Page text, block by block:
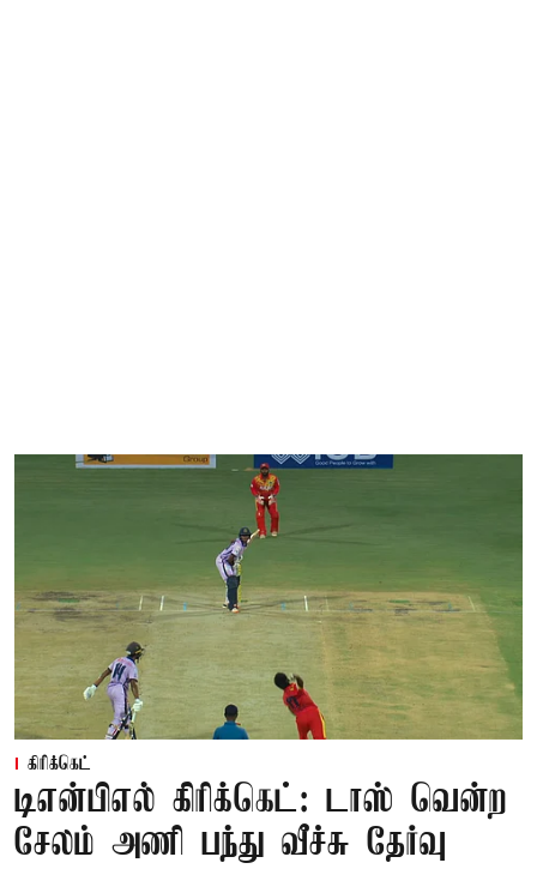
கிரிக்கெட்
டிஎன்பிஎல் கிரிக்கெட்: டாஸ் வென்ற
சேலம் அணி பந்து வீச்சு தேர்வு